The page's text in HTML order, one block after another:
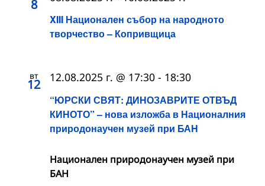
8
XIII Национален събор на народното
творчество – Копривщица
вт
12
“ЮРСКИ СВЯТ: ДИНОЗАВРИТЕ ОТВЪД
КИНОТО” – нова изложба в Националния
природонаучен музей при БАН
12.08.2025 г. @ 17:30 - 18:30
Национален природонаучен музей при
БАН